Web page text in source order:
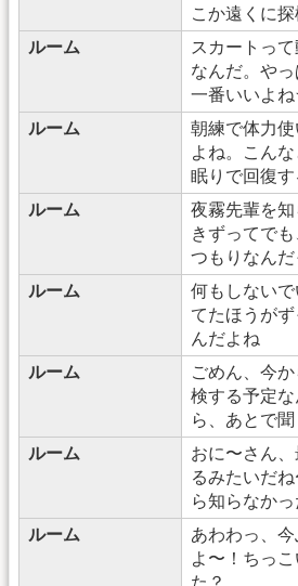
こか遠くに
ルーム
スカートっ
なんだ。や
一番いいよ
ルーム
朝練で体力
よね。こん
眠りで回復す
ルーム
夜霧先輩を
きずってで
つもりなんだ
ルーム
何もしない
てたほうが
んだよね
ルーム
ごめん、今
検する予定
ら、あとで聞
ルーム
おに〜さん
るみたいだ
ら知らなかっ
ルーム
あわわっ、
よ〜！ちっ
た？